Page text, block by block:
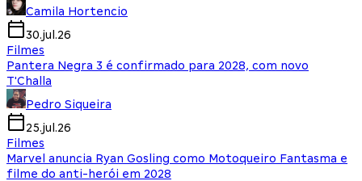
Camila Hortencio
30.jul.26
Filmes
Pantera Negra 3 é confirmado para 2028, com novo
T'Challa
Pedro Siqueira
25.jul.26
Filmes
Marvel anuncia Ryan Gosling como Motoqueiro Fantasma e
filme do anti-herói em 2028